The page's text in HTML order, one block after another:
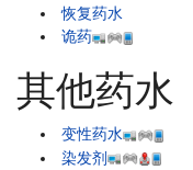
恢复药水
诡药
其他药水
变性药水
染发剂